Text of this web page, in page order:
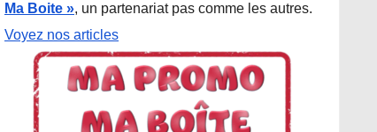
Ma Boite », un partenariat pas comme les autres.
Voyez nos articles